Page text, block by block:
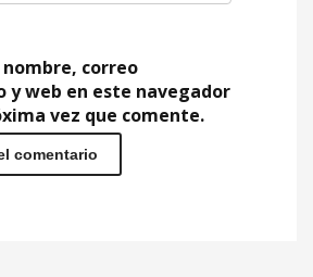
correo
y web en este navegador
vez que comente.